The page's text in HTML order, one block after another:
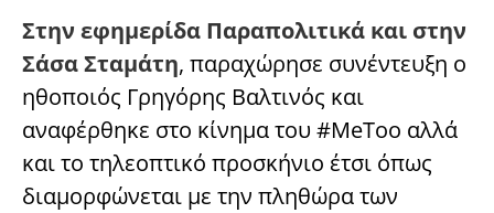
Στην εφημερίδα Παραπολιτικά και στην
Σάσα Σταμάτη, παραχώρησε συνέντευξη ο
ηθοποιός Γρηγόρης Βαλτινός και
αναφέρθηκε στο κίνημα του #MeToo αλλά
και το τηλεοπτικό προσκήνιο έτσι όπως
διαμορφώνεται με την πληθώρα των